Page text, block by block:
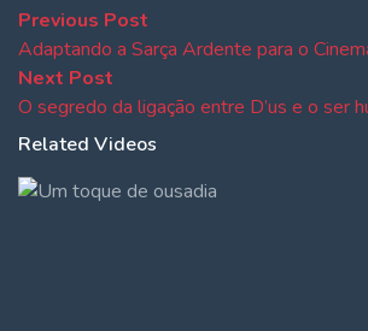
Navegação
de
Post
Previous Post
post:
Adaptando a Sarça Ardente para o
Next Post
post:
O segredo da ligação entre D’us e o ser
Related Videos